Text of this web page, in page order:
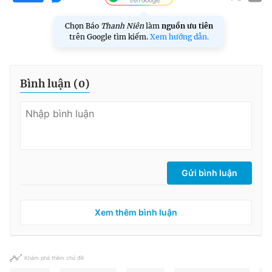
Chọn Báo Thanh Niên làm nguồn ưu tiên
trên Google tìm kiếm. Xem hướng dẫn.
Bình luận (0)
Gửi bình luận
Xem thêm bình luận
Khám phá thêm chủ đề